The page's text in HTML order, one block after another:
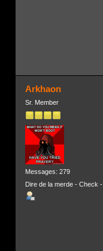
Arkhaon
Sr. Member
Messages: 279
Dire de la merde - Check -